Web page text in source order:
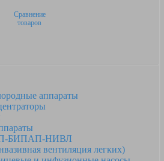
Сравнение
товаров
аппараты
БИПАП-НИВЛ
вентиляция легких)